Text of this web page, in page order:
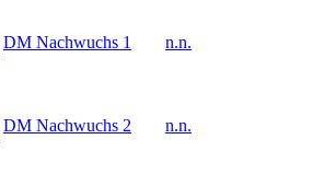
DM Nachwuchs 1 n.n.
DM Nachwuchs 2 n.n.